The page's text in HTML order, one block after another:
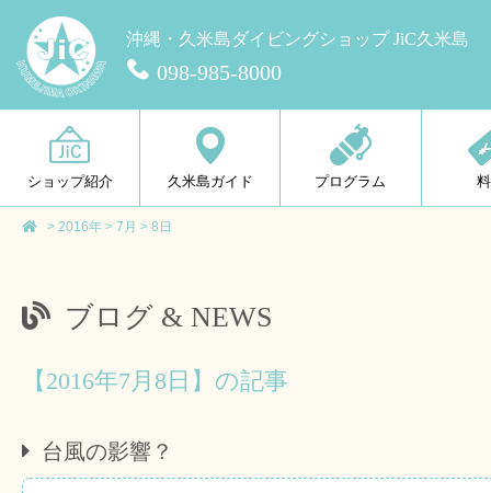
沖縄・久米島ダイビングショップ JiC久米島
098-985-8000
ショップ紹介 久米島ガイド プログラム
> 2016年 > 7月 > 8日
ブログ & NEWS
【2016年7月8日】の記事
台風の影響？